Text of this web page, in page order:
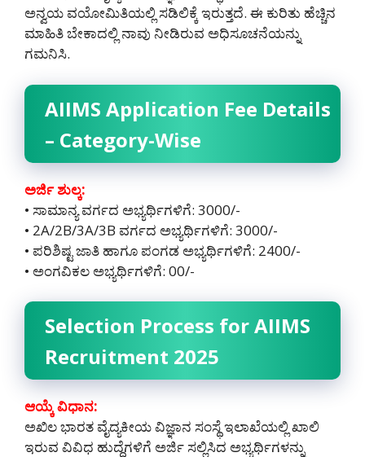
ಅನ್ವಯ ವಯೋಮಿತಿಯಲ್ಲಿ ಸಡಿಲಿಕ್ಕೆ ಇರುತ್ತದೆ. ಈ ಕುರಿತು ಹೆಚ್ಚಿನ
ಮಾಹಿತಿ ಬೇಕಾದಲ್ಲಿ ನಾವು ನೀಡಿರುವ ಅಧಿಸೂಚನೆಯನ್ನು
ಗಮನಿಸಿ.
AIIMS Application Fee Details
– Category-Wise
ಅರ್ಜಿ ಶುಲ್ಕ:
• ಸಾಮಾನ್ಯ ವರ್ಗದ ಅಭ್ಯರ್ಥಿಗಳಿಗೆ: 3000/-
• 2A/2B/3A/3B ವರ್ಗದ ಅಭ್ಯರ್ಥಿಗಳಿಗೆ: 3000/-
• ಪರಿಶಿಷ್ಟ ಜಾತಿ ಹಾಗೂ ಪಂಗಡ ಅಭ್ಯರ್ಥಿಗಳಿಗೆ: 2400/-
• ಅಂಗವಿಕಲ ಅಭ್ಯರ್ಥಿಗಳಿಗೆ: 00/-
Selection Process for AIIMS
Recruitment 2025
ಆಯ್ಕೆ ವಿಧಾನ:
ಅಖಿಲ ಭಾರತ ವೈದ್ಯಕೀಯ ವಿಜ್ಞಾನ ಸಂಸ್ಥೆ ಇಲಾಖೆಯಲ್ಲಿ ಖಾಲಿ
ಇರುವ ವಿವಿಧ ಹುದ್ದೆಗಳಿಗೆ ಅರ್ಜಿ ಸಲ್ಲಿಸಿದ ಅಭ್ಯರ್ಥಿಗಳನ್ನು